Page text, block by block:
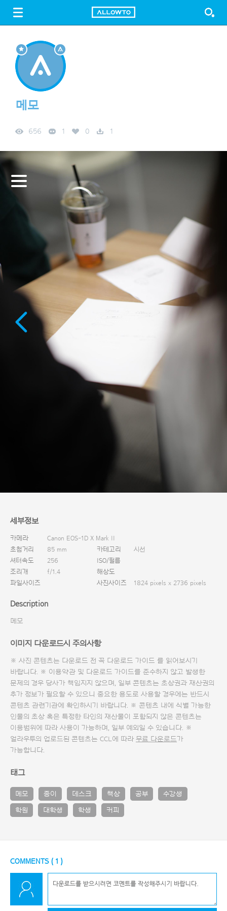
FREE DOWNLOAD
메모
656 1 0 1
세부정보
카메라
Canon EOS-1D X Mark II
초첨거리
85 mm 카테고리
시선
셔터속도
256
ISO/필름
조리개
f/1.4
해상도
파일사이즈
사진사이즈 1824 pixels x 2736 pixels
Description
메모
이미지 다운로드시 주의사항
※ 사진 콘텐츠는 다운로드 전 꼭 다운로드 가이드 를 읽어보시기
바랍니다. ※ 이용약관 및 다운로드 가이드를 준수하지 않고 발생한
문제의 경우 당사가 책임지지 않으며, 일부 콘텐츠는 초상권과 재산권의
추가 정보가 필요할 수 있으니 중요한 용도로 사용할 경우에는 반드시
콘텐츠 관련기관에 확인하시기 바랍니다. ※ 콘텐츠 내에 식별 가능한
인물의 초상 혹은 특정한 타인의 재산물이 포함되지 않은 콘텐츠는
이용범위에 따라 사용이 가능하며, 일부 예외일 수 있습니다. ※
얼라우투의 업로드된 콘텐츠는 CCL에 따라 무료 다운로드 가
가능합니다.
태그
메모 종이 데스크 책상 공부 수강생
학원 대학생 학생 커피
COMMENTS ( 1 )